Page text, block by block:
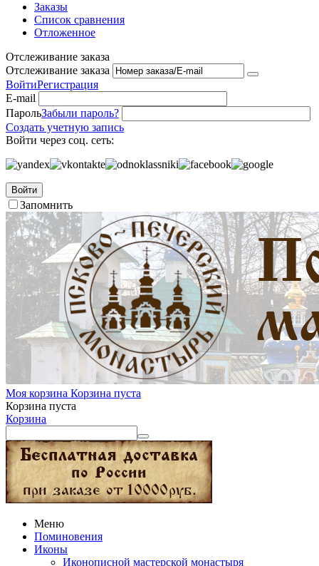
Заказы
Список сравнения
Отложенное
Отслеживание заказа
Отслеживание заказа
ВойтиРегистрация
E-mail
ПарольЗабыли пароль?
Создать учетную запись
Войти через соц. сеть:
Войти
Запомнить
Моя корзина Корзина пуста
Корзина пуста
Корзина
Меню
Поминовения
Иконы
Иконописной мастерской монастыря